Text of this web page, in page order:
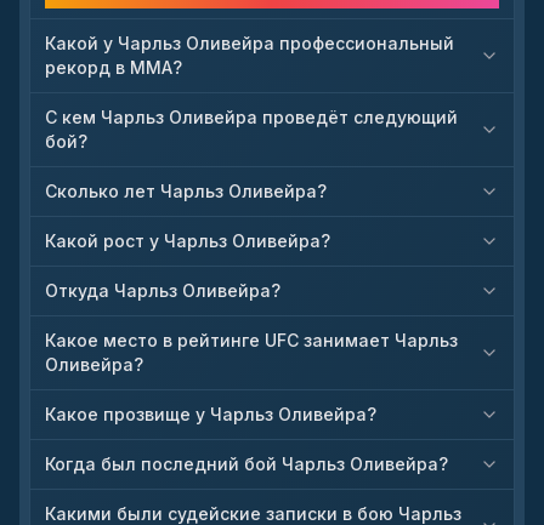
Какой у Чарльз Оливейра профессиональный
рекорд в ММА?
С кем Чарльз Оливейра проведёт следующий
бой?
Сколько лет Чарльз Оливейра?
Какой рост у Чарльз Оливейра?
Откуда Чарльз Оливейра?
Какое место в рейтинге UFC занимает Чарльз
Оливейра?
Какое прозвище у Чарльз Оливейра?
Когда был последний бой Чарльз Оливейра?
Какими были судейские записки в бою Чарльз